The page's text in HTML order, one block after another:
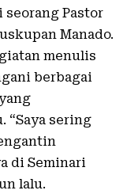
seorang Pastor
Manado.
menulis
berbagai
“Saya sering
di Seminari
lalu.